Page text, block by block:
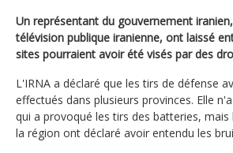
Un représentant du gouvernement
télévision publique iranienne, ont laissé
sites pourraient avoir été visés par des
L'IRNA a déclaré que les tirs de défense
effectués dans plusieurs provinces. Elle
qui a provoqué les tirs des batteries, mais
la région ont déclaré avoir entendu les